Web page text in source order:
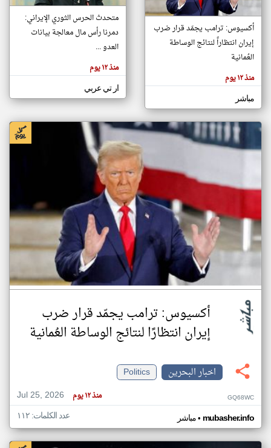
تغيير الدولة
اخبار البحرين على مدار الساعة
أهم اخبار البحرين العاجلة والمباشرة
المقالات
هنا عن
وجهة
كاتبيها.
أكسيوس: ترامب يجمّد قرار ضرب
إيران انتظاراً لنتائج الوساطة
العُمانية
منذ ١٢ يوم
مباشر
متحدث الحرس الثوري الإيراني:
دمرنا رأس مال معالجة بيانات
العدو ...
منذ ١٢ يوم
ار تي عربي
أكسيوس: ترامب يجمّد قرار ضرب
إيران انتظارًا لنتائج الوساطة العُمانية
اخبار البحرين
Politics
Jul 25, 2026
منذ ١٢ يوم GQ68WC
مباشر• mubasher.info عدد الكلمات: ١١٢
klyoum.com